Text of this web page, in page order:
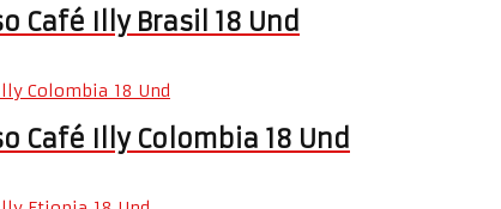
Café Illy Brasil 18 Und
Café Illy Colombia 18 Und